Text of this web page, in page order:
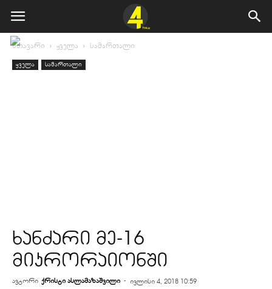
მთავარი ყველა სამართალი
ყველა სამართალი
ხანძარი მე-16
მიკრორაიონში
ავტორი ქრისტი ასლამაზაშვილი - ივლისი 4, 2018 10:59